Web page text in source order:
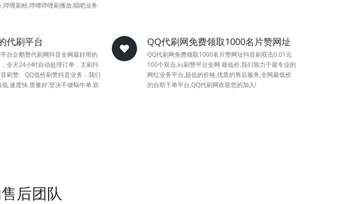
哔哩刷粉,哔哩哔哩刷播放,唱吧业务
代刷平台
台企鹅赞代刷网抖音全网最好用的
全天24小时自动处理订单，主刷抖
刷赞、QQ低价刷赞抖音业务，我们
.速度快.质量好.坚决不做蜗牛单.欢
QQ代刷网免费领取1000名片赞网址
QQ代刷网免费领取1000名片赞网址抖音刷双击0.01元
100个双击,ks刷赞平台全网 最低价,我们致力于最专业的
网红业务平台,超低的价格,优质的售后服务,全网最低价
的自助下单平台,QQ代刷网欢迎您的加入!
后团队